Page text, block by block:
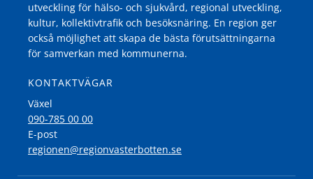
utveckling för hälso- och sjukvård, regional utveckling,
kultur, kollektivtrafik och besöksnäring. En region ger
också möjlighet att skapa de bästa förutsättningarna
för samverkan med kommunerna.
KONTAKTVÄGAR
Växel
090-785 00 00
E-post
regionen@regionvasterbotten.se